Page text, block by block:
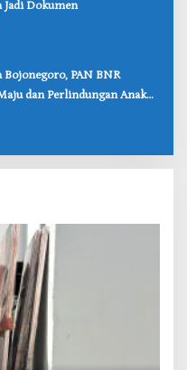
Jadi Dokumen
Bojonegoro, PAN BNR
dan Perlindungan Anak